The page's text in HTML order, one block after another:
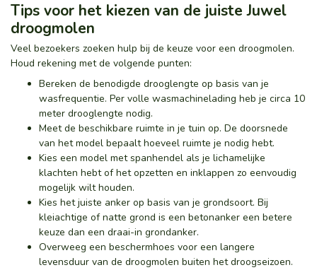
Tips voor het kiezen van de juiste Juwel
droogmolen
Veel bezoekers zoeken hulp bij de keuze voor een droogmolen.
Houd rekening met de volgende punten:
Bereken de benodigde drooglengte op basis van je
wasfrequentie. Per volle wasmachinelading heb je circa 10
meter drooglengte nodig.
Meet de beschikbare ruimte in je tuin op. De doorsnede
van het model bepaalt hoeveel ruimte je nodig hebt.
Kies een model met spanhendel als je lichamelijke
klachten hebt of het opzetten en inklappen zo eenvoudig
mogelijk wilt houden.
Kies het juiste anker op basis van je grondsoort. Bij
kleiachtige of natte grond is een betonanker een betere
keuze dan een draai-in grondanker.
Overweeg een beschermhoes voor een langere
levensduur van de droogmolen buiten het droogseizoen.